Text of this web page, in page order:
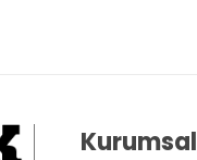
Kurumsal